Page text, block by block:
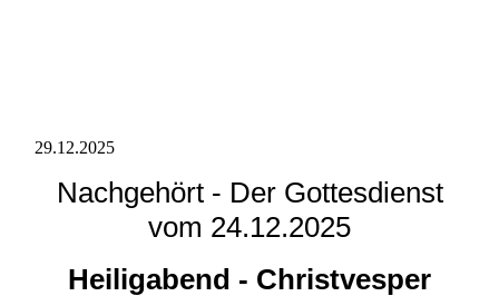
29.12.2025
Nachgehört - Der Gottesdienst
vom 24.12.2025
Heiligabend - Christvesper